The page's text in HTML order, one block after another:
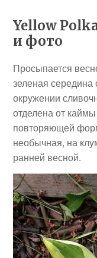
Yellow
и фото
Просыпается
зеленая
окружении
отделена от
повторяющей
необычная, на
ранней весной.